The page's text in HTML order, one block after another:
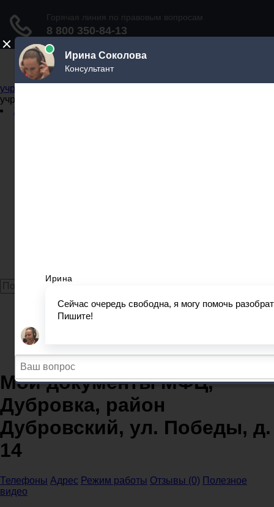
Не официальный справочник государственных
учреждений
учреждений
Задать вопрос юристу
Главная
Брянская область
Мои документы МФЦ, Дубровка, район Дубровский,
ул. Победы, д. 14
Мои документы МФЦ,
Дубровка, район
Дубровский, ул. Победы, д.
14
Телефоны Адрес Режим работы Отзывы (0) Полезное
видео